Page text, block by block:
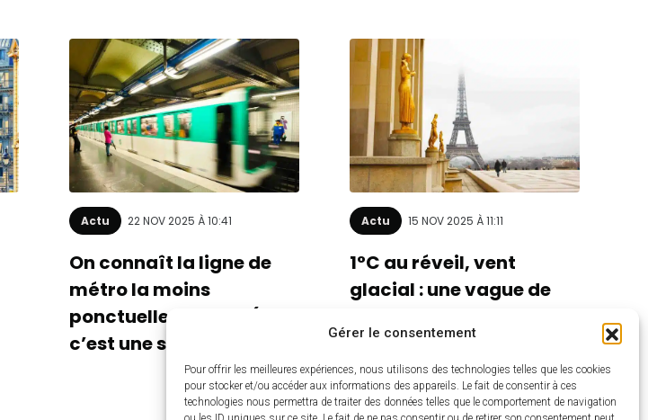
Gérer le consentement
Pour offrir les meilleures expériences, nous utilisons des technologies telles que les cookies
pour stocker et/ou accéder aux informations des appareils. Le fait de consentir à ces
technologies nous permettra de traiter des données telles que le comportement de navigation
Actu 22 NOV 2025 À 10:41
On connaît la ligne de
métro la moins
ponctuelle de Paris (et
c’est une surprise) !
Actu 15 NOV 2025 À 11:11
1°C au réveil, vent
glacial : une vague de
Paris (ça va piquer)